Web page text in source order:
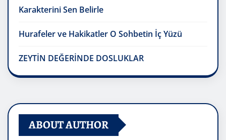
Karakterini Sen Belirle
Hurafeler ve Hakikatler O Sohbetin İç Yüzü
ZEYTİN DEĞERİNDE DOSLUKLAR
ABOUT AUTHOR